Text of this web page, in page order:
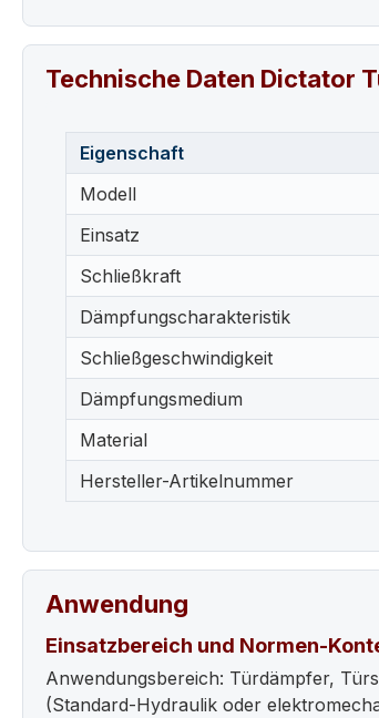
Technische Daten Dictator
Eigenschaft
Modell
Einsatz
Schließkraft
Dämpfungscharakteristik
Schließgeschwindigkeit
Dämpfungsmedium
Material
Hersteller-Artikelnummer
Anwendung
Einsatzbereich und Normen-
Anwendungsbereich: Türdämpfer,
(Standard-Hydraulik oder